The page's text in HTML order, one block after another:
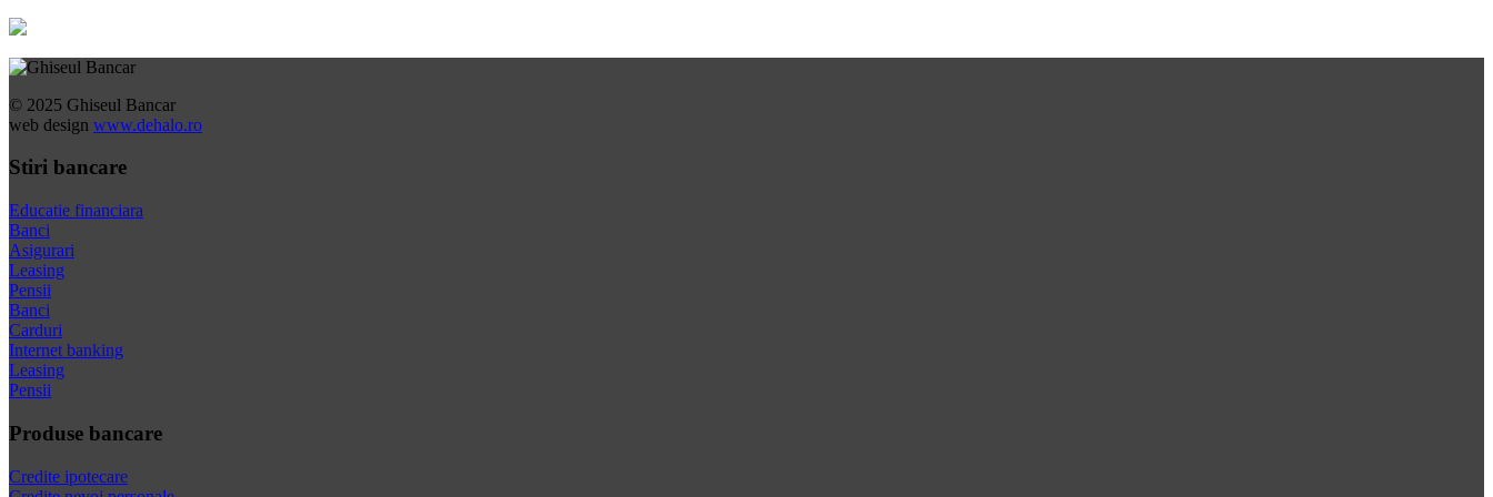
© 2025 Ghiseul Bancar
web design www.dehalo.ro
Stiri bancare
Educatie financiara
Banci
Asigurari
Leasing
Pensii
Banci
Carduri
Internet banking
Leasing
Pensii
Produse bancare
Credite ipotecare